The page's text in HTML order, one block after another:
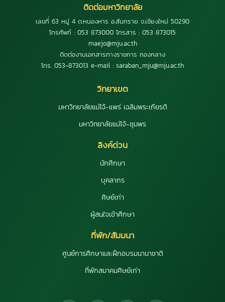
ติดต่อมหาวิทยาลัย
เลขที่ 63 หมู่ 4 ต.หนองหาร อ.สันทราย จ.เชียงใหม่ 50290
โทรศัพท์ : 053 873000 โทรสาร : 053 873015
maejo@mju.ac.th
ติดต่องานเอกสารทางราชการ กองกลาง
โทร. 053-873013 e-mail : saraban_mju@mju.ac.th
วิทยาเขต
มหาวิทยาลัยแม่โจ้-แพร่ เฉลิมพระเกียรติ
มหาวิทยาลัยแม่โจ้-ชุมพร
ลิงค์ด่วน
นักศึกษา
บุคลากร
ศิษย์เก่า
ผู้สนใจเข้าศึกษา
ที่พัก/สัมมนา
ศูนย์การศึกษาและฝึกอบรมนานาชาติ
ที่พักสมาคมศิษย์เก่า